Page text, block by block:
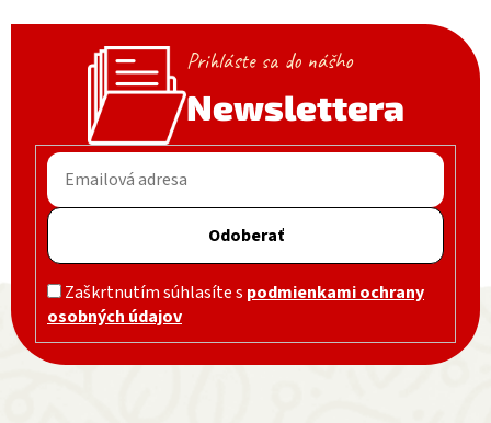
Prihláste sa do nášho
Newslettera
Odoberať
Zaškrtnutím súhlasíte s podmienkami ochrany
osobných údajov
Zápätie